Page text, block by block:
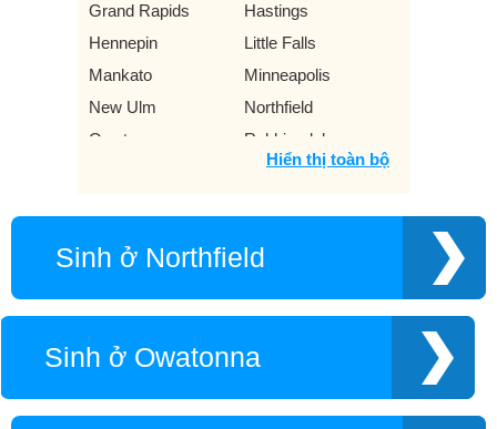
Grand Rapids
Hastings
Hennepin
Little Falls
Mankato
Minneapolis
New Ulm
Northfield
Owatonna
Robbinsdale
Saint Paul
Hiển thị toàn bộ
Sinh ở Northfield
Sinh ở Owatonna